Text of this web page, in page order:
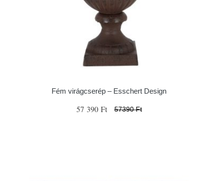
Fém virágcserép – Esschert Design
57 390 Ft 57390 Ft